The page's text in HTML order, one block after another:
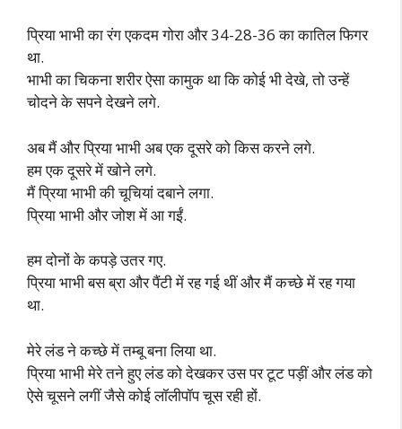
प्रिया भाभी का रंग एकदम गोरा और 34-28-36 का कातिल फिगर
था.
भाभी का चिकना शरीर ऐसा कामुक था कि कोई भी देखे, तो उन्हें
चोदने के सपने देखने लगे.
अब मैं और प्रिया भाभी अब एक दूसरे को किस करने लगे.
हम एक दूसरे में खोने लगे.
मैं प्रिया भाभी की चूचियां दबाने लगा.
प्रिया भाभी और जोश में आ गईं.
हम दोनों के कपड़े उतर गए.
प्रिया भाभी बस ब्रा और पैंटी में रह गई थीं और मैं कच्छे में रह गया
था.
मेरे लंड ने कच्छे में तम्बू बना लिया था.
प्रिया भाभी मेरे तने हुए लंड को देखकर उस पर टूट पड़ीं और लंड को
ऐसे चूसने लगीं जैसे कोई लॉलीपॉप चूस रही हों.